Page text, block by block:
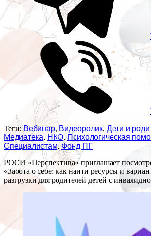
Теги:Вебинар,Видеоролик, Дети и
Медиатека, НКО,Психологическая
Специалистам,Фонд ПГ
РООИ «Перспектива» приглашает
«Забота о себе: как найти ресурсы и
разгрузки для родителей детей с